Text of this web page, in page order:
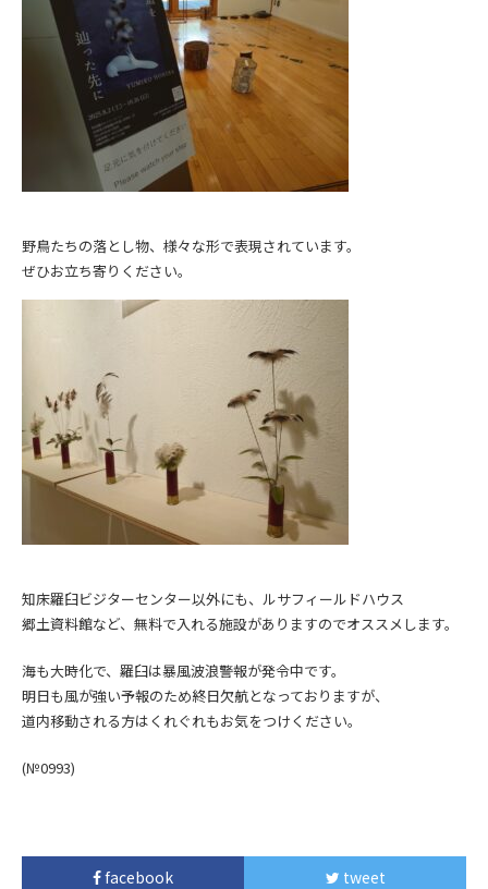
野鳥たちの落とし物、様々な形で表現されています。
ぜひお立ち寄りください。
知床羅臼ビジターセンター以外にも、ルサフィールドハウス
郷土資料館など、無料で入れる施設がありますのでオススメします。
海も大時化で、羅臼は暴風波浪警報が発令中です。
明日も風が強い予報のため終日欠航となっておりますが、
道内移動される方はくれぐれもお気をつけください。
(№0993)
facebook
tweet